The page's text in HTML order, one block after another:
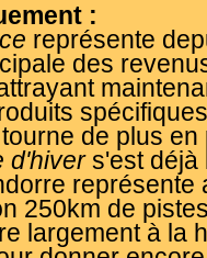
:
représente
des
de plus
d'hivers'est déjà
250km de
largement à la